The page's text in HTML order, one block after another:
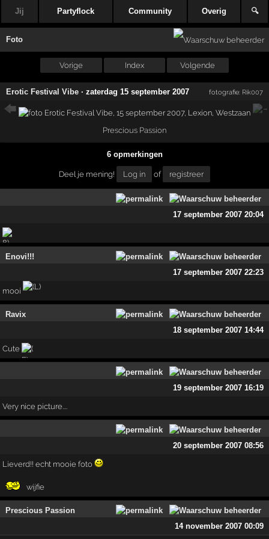
Jij Partyflock Community Overig 🔍
Foto
Vorige Index Volgende
Erotic Festival Vibe ·zaterdag 15 september 2007 fotografie: Rik007
Prescious Passion
6 opmerkingen
Deel je mening! Log in of registreer
17 september 2007 20:04
Enovi!!!
17 september 2007 22:23
mooi
Ravix
18 september 2007 14:44
Cute
19 september 2007 16:19
Very nice picture....
20 september 2007 08:56
Lieverd!! echt mooie foto
wijfie
Prescious Passion
14 november 2007 00:09